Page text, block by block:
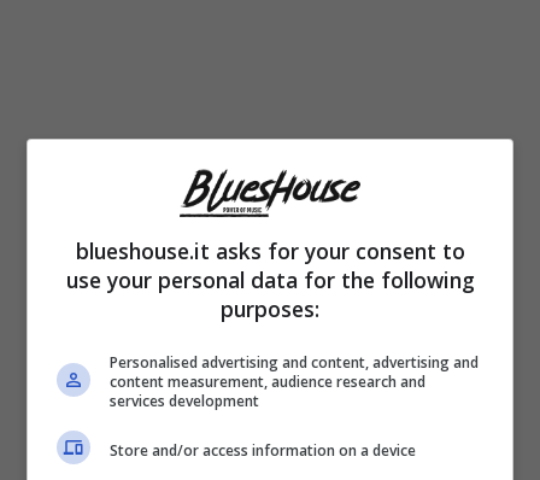
blueshouse.it asks for your consent to
use your personal data for the following
purposes:
Personalised advertising and content, advertising and
content measurement, audience research and
services development
Store and/or access information on a device